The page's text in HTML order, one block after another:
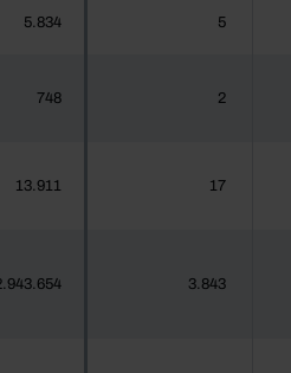
5.834 5
748 2
13.911 17
3.843